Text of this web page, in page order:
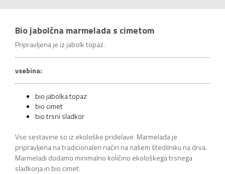
Bio jabolčna marmelada s cimetom
Pripravljena je iz jabolk topaz.
vsebina:
bio jabolka topaz
bio cimet
bio trsni sladkor
Vse sestavine so iz ekološke pridelave. Marmelada je
pripravljena na tradicionalen način na našem štedilniku na drva.
Marmeladi dodamo minimalno količino ekološkega trsnega
sladkorja in bio cimet.